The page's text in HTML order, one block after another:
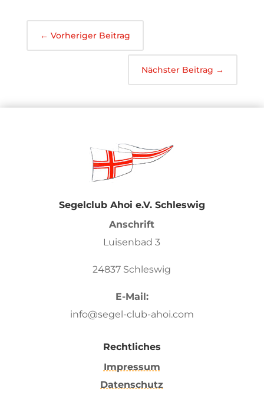
← Vorheriger Beitrag
Nächster Beitrag →
Segelclub Ahoi e.V. Schleswig
Anschrift
Luisenbad 3
24837 Schleswig
E-Mail:
info@segel-club-ahoi.com
Rechtliches
Impressum
Datenschutz